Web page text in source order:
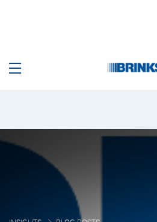
Blog Posts -